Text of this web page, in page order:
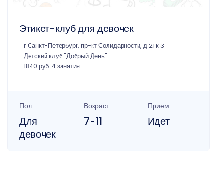
Этикет-клуб для девочек
г Санкт-Петербург, пр-кт Солидарности, д 21 к 3
Детский клуб "Добрый День"
1840 руб. 4 занятия
Пол
Для
девочек
Возраст
7-11
Прием
Идет